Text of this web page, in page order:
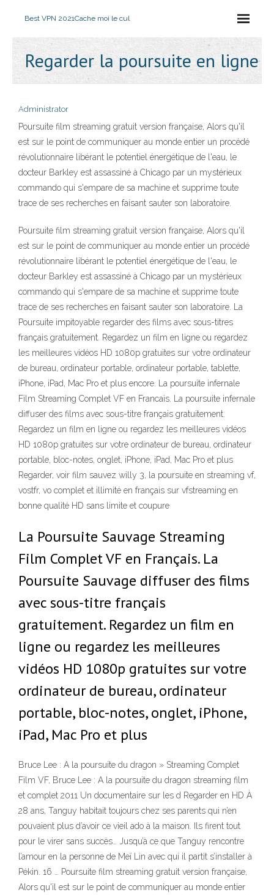
Best VPN 2021Cache moi le cul
Regarder la poursuite en ligne
Administrator
Poursuite film streaming gratuit version française, Alors qu'il
est sur le point de communiquer au monde entier un procédé
révolutionnaire libérant le potentiel énergétique de l'eau, le
docteur Barkley est assassiné à Chicago par un mystérieux
commando qui s'empare de sa machine et supprime toute
trace de ses recherches en faisant sauter son laboratoire.
Poursuite film streaming gratuit version française, Alors qu'il
est sur le point de communiquer au monde entier un procédé
révolutionnaire libérant le potentiel énergétique de l'eau, le
docteur Barkley est assassiné à Chicago par un mystérieux
commando qui s'empare de sa machine et supprime toute
trace de ses recherches en faisant sauter son laboratoire. La
Poursuite impitoyable regarder des films avec sous-titres
français gratuitement. Regardez un film en ligne ou regardez
les meilleures vidéos HD 1080p gratuites sur votre ordinateur
de bureau, ordinateur portable, ordinateur portable, tablette,
iPhone, iPad, Mac Pro et plus encore. La poursuite infernale
Film Streaming Complet VF en Francais. La poursuite infernale
diffuser des films avec sous-titre français gratuitement.
Regardez un film en ligne ou regardez les meilleures vidéos
HD 1080p gratuites sur votre ordinateur de bureau, ordinateur
portable, bloc-notes, onglet, iPhone, iPad, Mac Pro et plus
Regarder, voir film sauvez willy 3, la poursuite en streaming vf,
vostfr, vo complet et illimité en français sur vfstreaming en
bonne qualité HD sans limite et coupure
La Poursuite Sauvage Streaming
Film Complet VF en Français. La
Poursuite Sauvage diffuser des films
avec sous-titre français
gratuitement. Regardez un film en
ligne ou regardez les meilleures
vidéos HD 1080p gratuites sur votre
ordinateur de bureau, ordinateur
portable, bloc-notes, onglet, iPhone,
iPad, Mac Pro et plus
Bruce Lee : A la poursuite du dragon » Streaming Complet
Film VF, Bruce Lee : A la poursuite du dragon streaming film
et complet 2011 Un documentaire sur les d Regarder en HD À
28 ans, Tanguy habitait toujours chez ses parents qui n’en
pouvaient plus d’avoir ce vieil ado à la maison. Ils firent tout
pour le virer sans succès… Jusqu’à ce que Tanguy rencontre
l’amour en la personne de Meï Lin avec qui il partit s’installer à
Pékin. 16 … Poursuite film streaming gratuit version française,
Alors qu'il est sur le point de communiquer au monde entier